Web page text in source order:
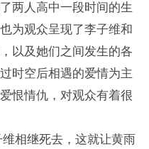
两人高中一段时间的生
为观众呈现了李子维和
以及她们之间发生的各
时空后相遇的爱情为主
恨情仇，对观众有着很
相继死去，这就让黄雨